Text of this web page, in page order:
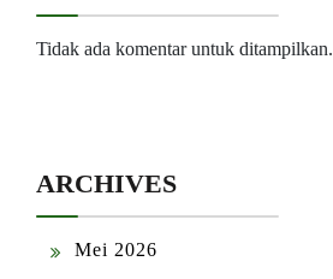
Tidak ada komentar untuk ditampilkan.
ARCHIVES
Mei 2026